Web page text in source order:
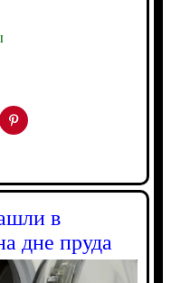
в
дне пруда